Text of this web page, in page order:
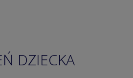
DZIECKA